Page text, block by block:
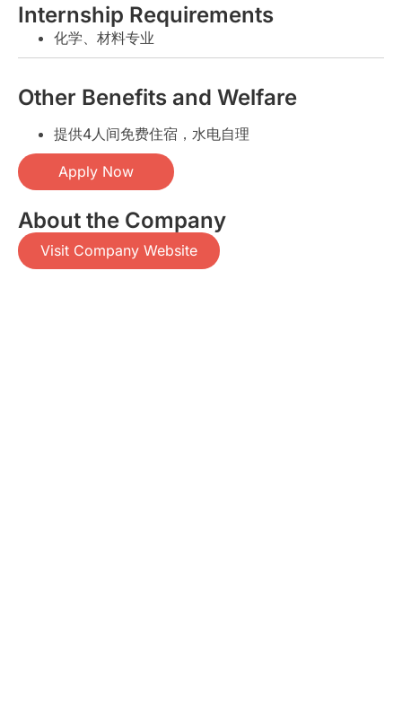
Internship Requirements
化学、材料专业
Other Benefits and Welfare
提供4人间免费住宿，水电自理
Apply Now
About the Company
Visit Company Website